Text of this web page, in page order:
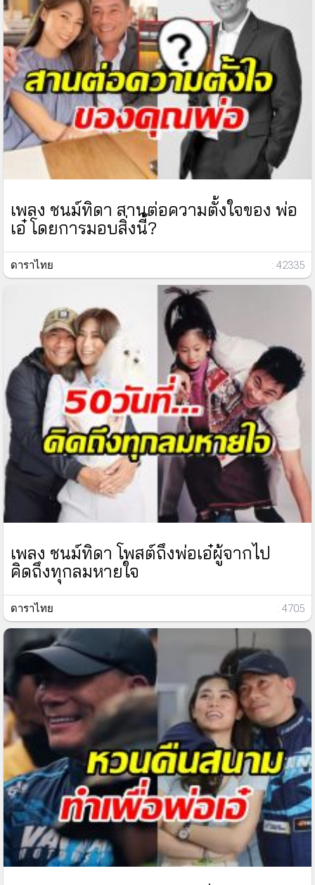
เพลง ชนม์ทิดา สานต่อความตั้งใจของ พ่อ
เอ๋ โดยการมอบสิ่งนี้?
ดาราไทย : 42335
เพลง ชนม์ทิดา โพสต์ถึงพ่อเอ๋ผู้จากไป
คิดถึงทุกลมหายใจ
ดาราไทย : 4705